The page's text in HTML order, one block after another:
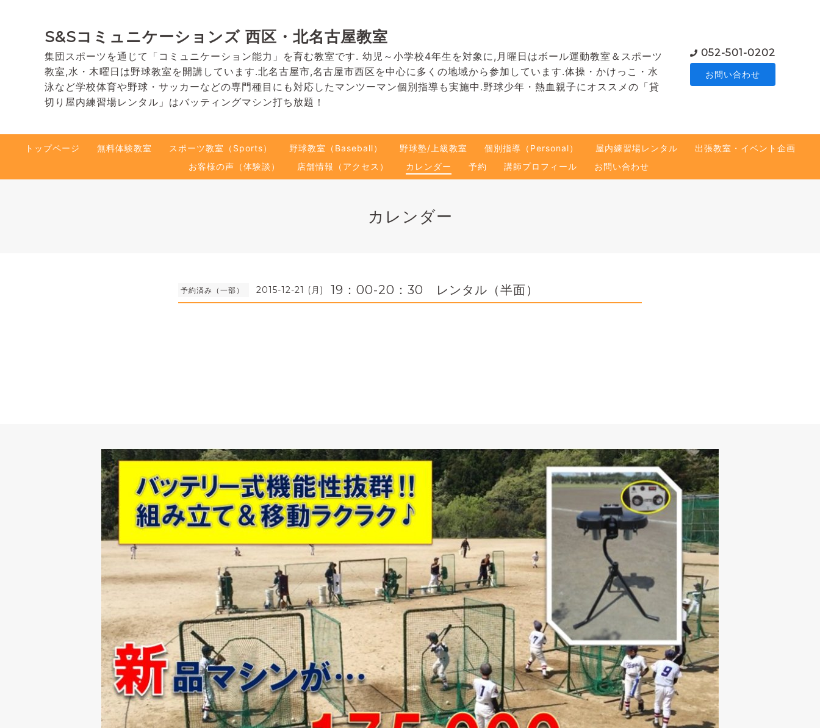
S&Sコミュニケーションズ 西区・北名古屋教室
集団スポーツを通じて「コミュニケーション能力」を育む教室です. 幼児～小学校4年生を対象に,月曜日はボール運動教室＆スポーツ
教室,水・木曜日は野球教室を開講しています.北名古屋市,名古屋市西区を中心に多くの地域から参加しています.体操・かけっこ・水
泳など学校体育や野球・サッカーなどの専門種目にも対応したマンツーマン個別指導も実施中.野球少年・熱血親子にオススメの「貸
切り屋内練習場レンタル」はバッティングマシン打ち放題！
052-501-0202
お問い合わせ
トップページ 無料体験教室 スポーツ教室（Sports） 野球教室（Baseball） 野球塾/上級教室 個別指導（Personal） 屋内練習場レンタル
出張教室・イベント企画
お客様の声（体験談）
店舗情報（アクセス） カレンダー 予約 講師プロフィール お問い合わせ
カレンダー
予約済み（一部） 2015-12-21 (月) 19：00-20：30 レンタル（半面）